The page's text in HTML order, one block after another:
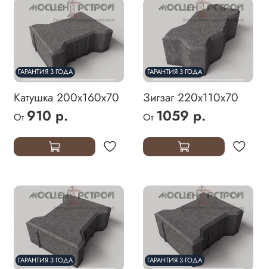
ГАРАНТИЯ 3 ГОДА
Катушка 200х160х70
От 910 р.
ГАРАНТИЯ 3 ГОДА
Зигзаг 220х110х70
От 1059 р.
ГАРАНТИЯ 3 ГОДА ГАРАНТИЯ 3 ГОДА